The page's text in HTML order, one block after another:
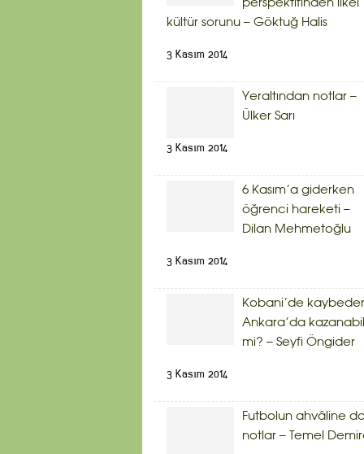
perspektifinden ilkel
kültür sorunu – Göktuğ Halis
3 Kasım 2014
Yeraltından notlar –
Ülker Sarı
3 Kasım 2014
6 Kasım’a giderken
öğrenci hareketi –
Dilan Mehmetoğlu
3 Kasım 2014
Kobani’de
Ankara’da
mi? – Seyfi Öngider
3 Kasım 2014
Futbolun ahvâline
notlar – Temel